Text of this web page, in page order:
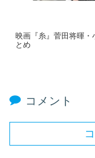
映画『糸』菅田将暉・
とめ
コメント